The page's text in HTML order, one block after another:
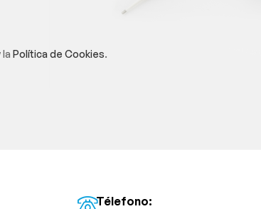
laPolítica de Cookies.
Télefono: